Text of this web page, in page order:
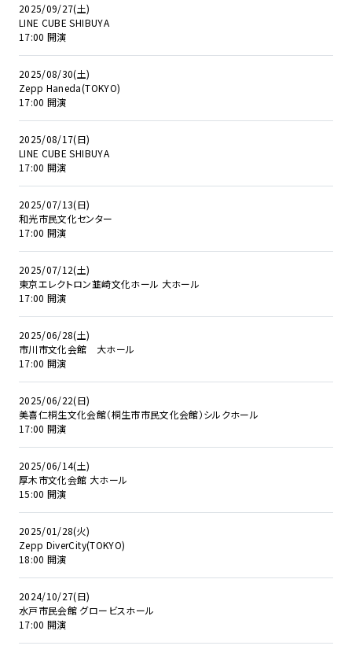
2025/09/27(土)
LINE CUBE SHIBUYA
17:00 開演
2025/08/30(土)
Zepp Haneda(TOKYO)
17:00 開演
2025/08/17(日)
LINE CUBE SHIBUYA
17:00 開演
2025/07/13(日)
和光市民文化センター
17:00 開演
2025/07/12(土)
東京エレクトロン韮崎文化ホール 大ホール
17:00 開演
2025/06/28(土)
市川市文化会館 大ホール
17:00 開演
2025/06/22(日)
美喜仁桐生文化会館（桐生市市民文化会館）シルクホール
17:00 開演
2025/06/14(土)
厚木市文化会館 大ホール
15:00 開演
2025/01/28(火)
Zepp DiverCity(TOKYO)
18:00 開演
2024/10/27(日)
水戸市民会館 グロービスホール
17:00 開演